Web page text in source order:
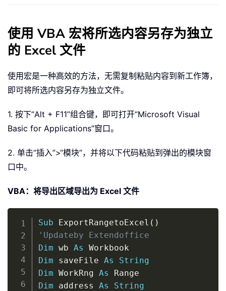
使用 VBA 宏将所选内容另存为独立
的 Excel 文件
使用宏是一种高效的方法，无需复制粘贴内容到新工作簿，
即可将所选内容另存为独立文件。
1. 按下“Alt + F11”组合键，即可打开“Microsoft Visual
Basic for Applications”窗口。
2. 单击“插入”>“模块”，并将以下代码粘贴到弹出的模块窗
口中。
VBA：将导出区域导出为 Excel 文件
Sub ExportRangetoExcel ( )
'Updateby Extendoffice
Dim wb As
Dim saveFile As
String
Dim WorkRng As
Dim address As
String